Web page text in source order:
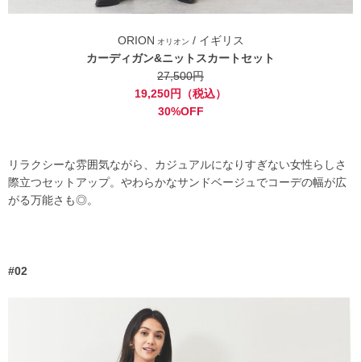
ORION オリオン / イギリス
カーディガン&ニットスカートセット
27,500円
19,250円（税込）
30%OFF
リラクシーな雰囲気ながら、カジュアルになりすぎない女性らしさ
際立つセットアップ。やわらかなサンドベージュでコーデの幅が広
がる万能さも◎。
#02